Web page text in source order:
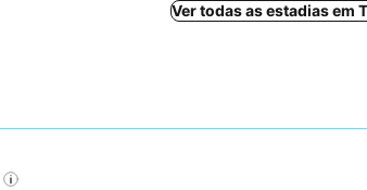
Ver todas as estadias em